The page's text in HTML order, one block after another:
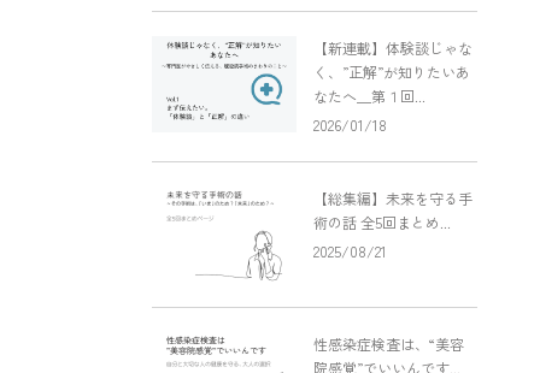
【新連載】体験談じゃな
く、”正解”が知りたいあ
なたへ＿第１回...
2026/01/18
【総集編】未来を守る手
術の話 全5回まとめ...
2025/08/21
性感染症検査は、“美容
院感覚”でいいんです...